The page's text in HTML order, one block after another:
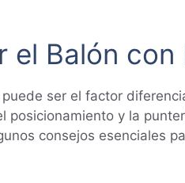
el Balón con
ser el factor
y la
consejos esenciales